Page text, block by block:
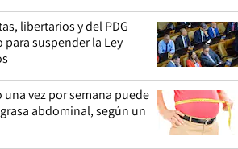
libertarios y del PDG
suspender la Ley
una vez por semana puede
abdominal, según un